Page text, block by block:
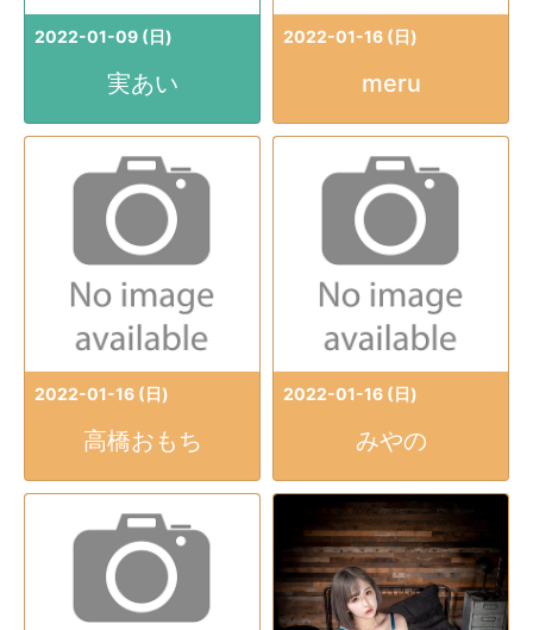
2022-01-09 (日)
実あい
2022-01-16 (日)
meru
2022-01-16 (日)
高橋おもち
2022-01-16 (日)
みやの